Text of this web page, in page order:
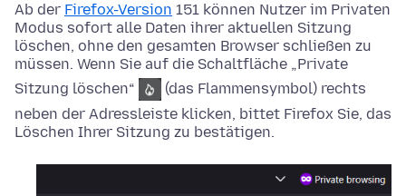
Ab der Firefox-Version 151 können Nutzer im Privaten
Modus sofort alle Daten ihrer aktuellen Sitzung
löschen, ohne den gesamten Browser schließen zu
müssen. Wenn Sie auf die Schaltfläche „Private
Sitzung löschen“
(das Flammensymbol) rechts
neben der Adressleiste klicken, bittet Firefox Sie, das
Löschen Ihrer Sitzung zu bestätigen.